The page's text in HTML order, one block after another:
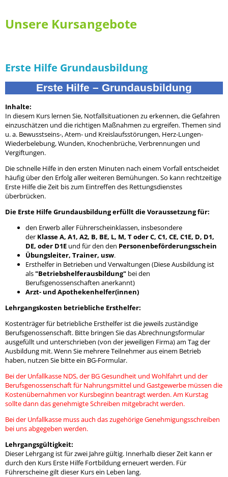
Unsere Kursangebote
Erste Hilfe Grundausbildung
Erste Hilfe – Grundausbildung
Inhalte:
In diesem Kurs lernen Sie, Notfallsituationen zu erkennen, die Gefahren
einzuschätzen und die richtigen Maßnahmen zu ergreifen. Themen sind
u. a. Bewusstseins-, Atem- und Kreislaufsstörungen, Herz-Lungen-
Wiederbelebung, Wunden, Knochenbrüche, Verbrennungen und
Vergiftungen.
Die schnelle Hilfe in den ersten Minuten nach einem Vorfall entscheidet
häufig über den Erfolg aller weiteren Bemühungen. So kann rechtzeitige
Erste Hilfe die Zeit bis zum Eintreffen des Rettungsdienstes
überbrücken.
Die Erste Hilfe Grundausbildung erfüllt die Voraussetzung für:
den Erwerb aller Führerscheinklassen, insbesondere
der KlasseA, A1, A2, B, BE, L, M, T oderC, C1, CE, C1E, D, D1,
DE, oder D1E und für den den Personenbeförderungsschein
Übungsleiter, Trainer, usw.
Ersthelfer in Betrieben und Verwaltungen (Diese Ausbildung ist
als"Betriebshelferausbildung" bei den
Berufsgenossenschaften anerkannt)
Arzt- und Apothekenhelfer(innen)
Lehrgangskosten betriebliche Ersthelfer:
Kostenträger für betriebliche Ersthelfer ist die jeweils zuständige
Berufsgenossenschaft. Bitte bringen Sie das Abrechnungsformular
ausgefüllt und unterschrieben (von der jeweiligen Firma) am Tag der
Ausbildung mit. Wenn Sie mehrere Teilnehmer aus einem Betrieb
haben, nutzen Sie bitte ein BG-Formular.
Bei der Unfallkasse NDS, der BG Gesundheit und Wohlfahrt und der
Berufsgenossenschaft für Nahrungsmittel und Gastgewerbe müssen die
Kostenübernahmen vor Kursbeginn beantragt werden. Am Kurstag
sollte dann das genehmigte Schreiben mitgebracht werden.
Bei der Unfallkasse muss auch das zugehörige Genehmigungsschreiben
bei uns abgegeben werden.
Lehrgangsgültigkeit:
Dieser Lehrgang ist für zwei Jahre gültig. Innerhalb dieser Zeit kann er
durch den Kurs Erste Hilfe Fortbildung erneuert werden. Für
Führerscheine gilt dieser Kurs ein Leben lang.